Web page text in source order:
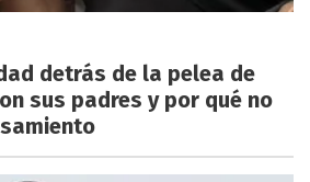
detrás de la pelea de
sus padres y por qué no